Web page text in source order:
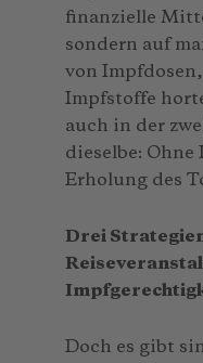
finanzielle
sondern auf
von
Impfstoffe
auch in der
dieselbe:
Erholung des
Drei
Doch es gibt